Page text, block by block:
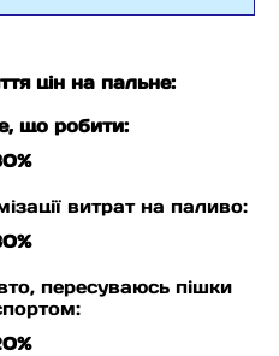
цін на пальне:
що робити:
витрат на паливо:
пересуваюсь пішки